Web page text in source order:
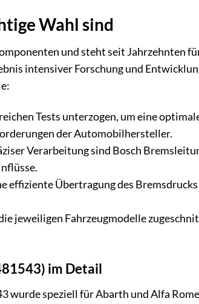
Wahl sind
und steht seit Jahrzehnten
intensiver Forschung und
Tests unterzogen, um eine
der Automobilhersteller.
Verarbeitung sind Bosch
effiziente Übertragung des
jeweiligen Fahrzeugmodelle
im Detail
wurde speziell für Abarth und Alfa